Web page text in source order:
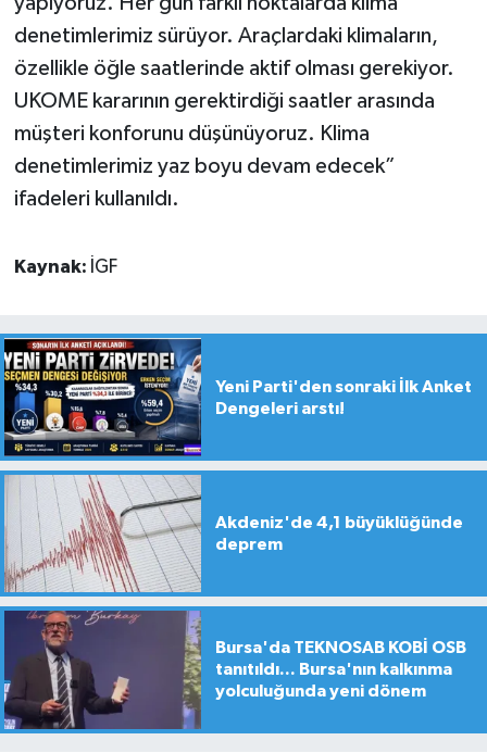
denetimlerimiz sürüyor. Araçlardaki klimaların,
özellikle öğle saatlerinde aktif olması gerekiyor.
UKOME kararının gerektirdiği saatler arasında
müşteri konforunu düşünüyoruz. Klima
denetimlerimiz yaz boyu devam edecek”
ifadeleri kullanıldı.
Kaynak: İGF
Yeni Parti'den sonraki İlk Anket
Dengeleri arstı!
Akdeniz'de 4,1 büyüklüğünde
deprem
Bursa'da TEKNOSAB KOBİ OSB
tanıtıldı... Bursa'nın kalkınma
yolculuğunda yeni dönem